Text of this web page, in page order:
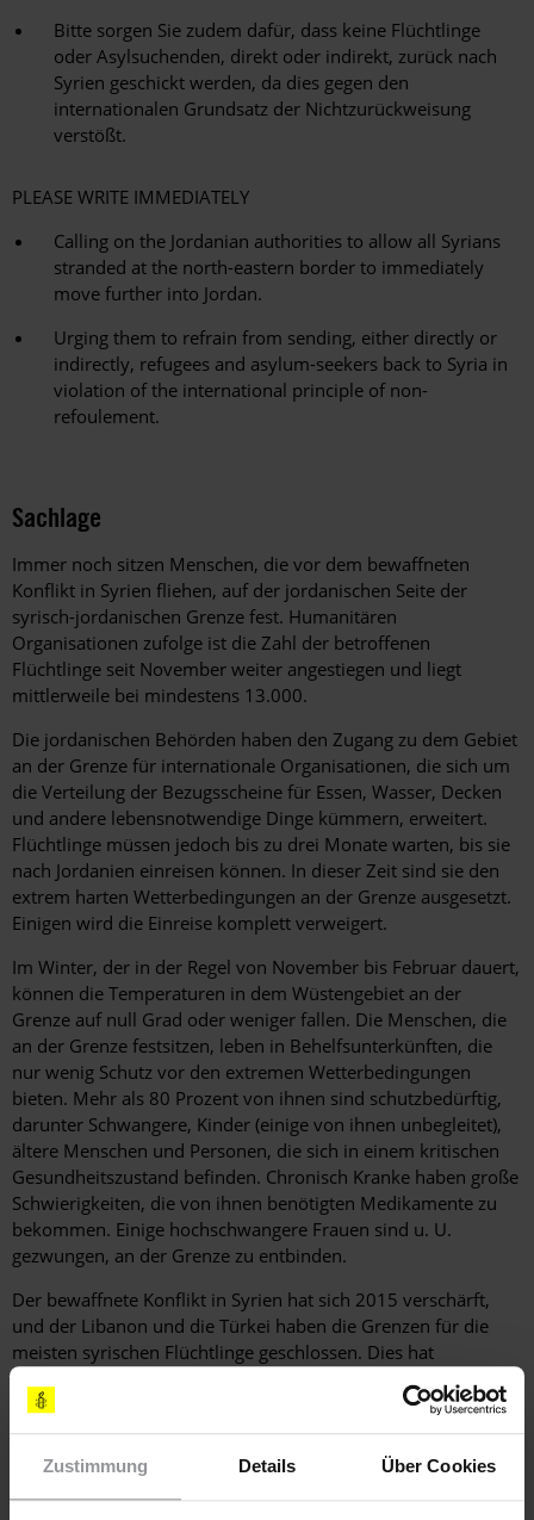
Zustimmung Details Über Cookies
Bitte sorgen Sie zudem dafür, dass keine Flüchtlinge
oder Asylsuchenden, direkt oder indirekt, zurück nach
Syrien geschickt werden, da dies gegen den
internationalen Grundsatz der Nichtzurückweisung
verstößt.
PLEASE WRITE IMMEDIATELY
Calling on the Jordanian authorities to allow all Syrians
stranded at the north-eastern border to immediately
move further into Jordan.
Urging them to refrain from sending, either directly or
indirectly, refugees and asylum-seekers back to Syria in
violation of the international principle of non-
refoulement.
Sachlage
Immer noch sitzen Menschen, die vor dem bewaffneten
Konflikt in Syrien fliehen, auf der jordanischen Seite der
syrisch-jordanischen Grenze fest. Humanitären
Organisationen zufolge ist die Zahl der betroffenen
Flüchtlinge seit November weiter angestiegen und liegt
mittlerweile bei mindestens 13.000.
Die jordanischen Behörden haben den Zugang zu dem Gebiet
an der Grenze für internationale Organisationen, die sich um
die Verteilung der Bezugsscheine für Essen, Wasser, Decken
und andere lebensnotwendige Dinge kümmern, erweitert.
Flüchtlinge müssen jedoch bis zu drei Monate warten, bis sie
nach Jordanien einreisen können. In dieser Zeit sind sie den
extrem harten Wetterbedingungen an der Grenze ausgesetzt.
Einigen wird die Einreise komplett verweigert.
Im Winter, der in der Regel von November bis Februar dauert,
können die Temperaturen in dem Wüstengebiet an der
Grenze auf null Grad oder weniger fallen. Die Menschen, die
an der Grenze festsitzen, leben in Behelfsunterkünften, die
nur wenig Schutz vor den extremen Wetterbedingungen
bieten. Mehr als 80 Prozent von ihnen sind schutzbedürftig,
darunter Schwangere, Kinder (einige von ihnen unbegleitet),
ältere Menschen und Personen, die sich in einem kritischen
Gesundheitszustand befinden. Chronisch Kranke haben große
Schwierigkeiten, die von ihnen benötigten Medikamente zu
bekommen. Einige hochschwangere Frauen sind u. U.
gezwungen, an der Grenze zu entbinden.
Der bewaffnete Konflikt in Syrien hat sich 2015 verschärft,
und der Libanon und die Türkei haben die Grenzen für die
meisten syrischen Flüchtlinge geschlossen. Dies hat
vermutlich dazu beigetragen, dass nun immer mehr
Menschen versuchen, über die nordöstliche Grenze
Jordaniens einzureisen.